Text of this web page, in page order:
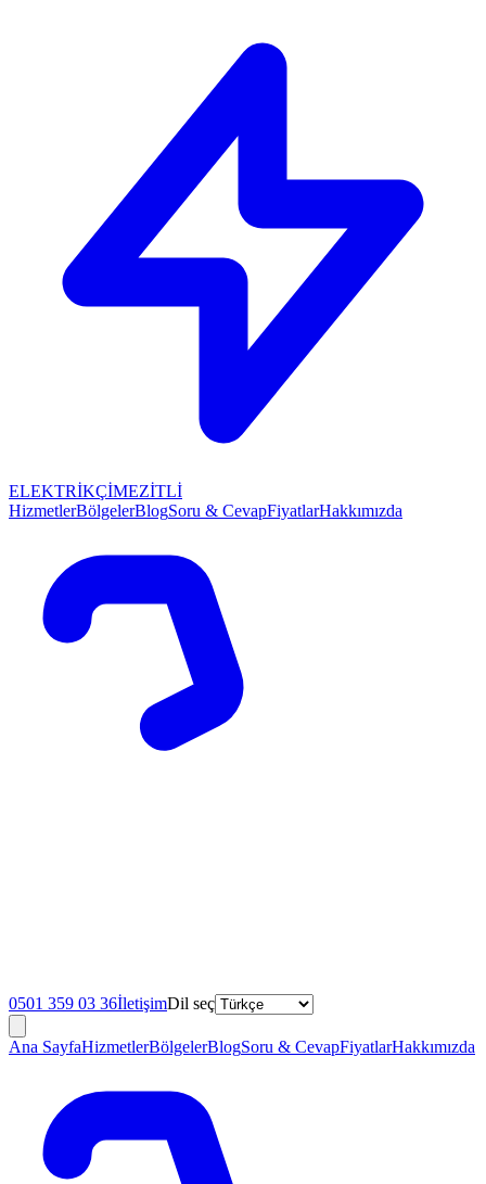
ELEKTRİKÇİMEZİTLİ
HizmetlerBölgelerBlogSoru & CevapFiyatlarHakkımızda
0501 359 03 36İletişimDil seç
Ana SayfaHizmetlerBölgelerBlogSoru & CevapFiyatlarHakkımızda